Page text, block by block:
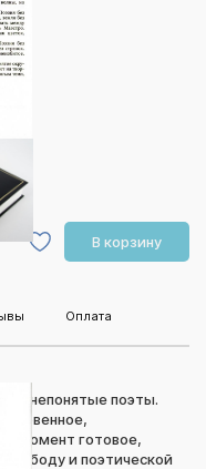
В корзину
Оплата
непонятые поэты.
момент готовое,
и поэтической